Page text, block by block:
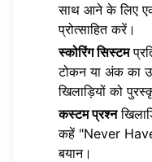
साथ आने के लिए
प्रोत्साहित करें।
स्कोरिंग सिस्टम
टोकन या अंक का
खिलाड़ियों को
कस्टम प्रश्न
कहें "Never
बयान।